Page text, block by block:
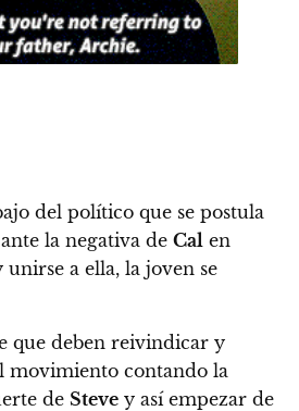
del político que se postula
la negativa de Cal en
a ella, la joven se
que deben reivindicar y
movimiento contando la
de Steve y así empezar de